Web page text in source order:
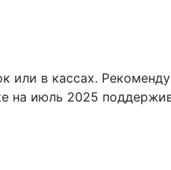
в кассах.
на июль 2025